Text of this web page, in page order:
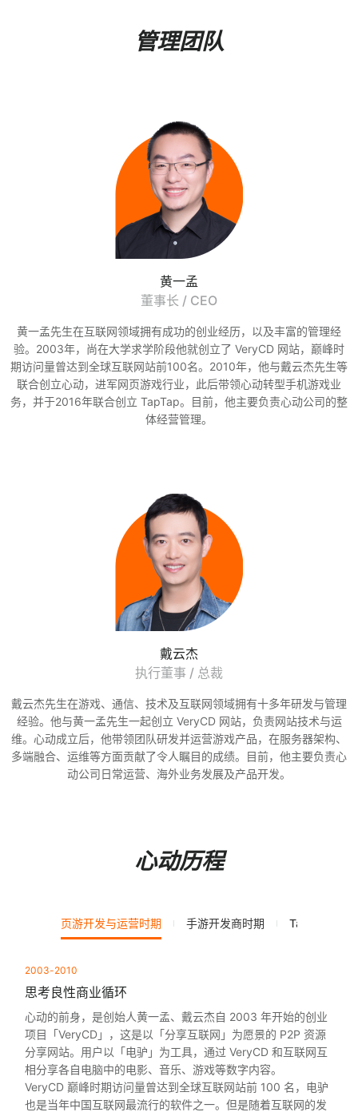
管理团队
黄一孟
董事长 / CEO
黄一孟先生在互联网领域拥有成功的创业经历，以及丰富的管理经
验。2003年，尚在大学求学阶段他就创立了 VeryCD 网站，巅峰时
期访问量曾达到全球互联网站前100名。2010年，他与戴云杰先生等
联合创立心动，进军网页游戏行业，此后带领心动转型手机游戏业
务，并于2016年联合创立 TapTap。目前，他主要负责心动公司的整
体经营管理。
戴云杰
执行董事 / 总裁
戴云杰先生在游戏、通信、技术及互联网领域拥有十多年研发与管理
经验。他与黄一孟先生一起创立 VeryCD 网站，负责网站技术与运
维。心动成立后，他带领团队研发并运营游戏产品，在服务器架构、
多端融合、运维等方面贡献了令人瞩目的成绩。目前，他主要负责心
动公司日常运营、海外业务发展及产品开发。
心动历程
页游开发与运营时期 手游开发商时期 TapTap时期
2003-2010
思考良性商业循环
心动的前身，是创始人黄一孟、戴云杰自 2003 年开始的创业
项目「VeryCD」，这是以「分享互联网」为愿景的 P2P 资源
分享网站。用户以「电驴」为工具，通过 VeryCD 和互联网互
相分享各自电脑中的电影、音乐、游戏等数字内容。
VeryCD 巅峰时期访问量曾达到全球互联网站前 100 名，电驴
也是当年中国互联网最流行的软件之一。但是随着互联网的发